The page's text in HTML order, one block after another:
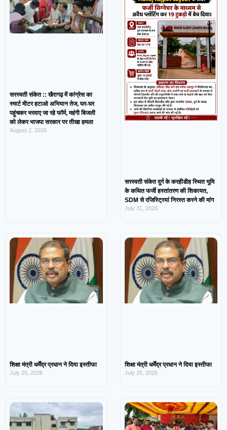
सरस्वती संकेत :: खैरागढ़ में कांग्रेस का
स्मार्ट मीटर हटाओ अभियान तेज, घर-घर
पहुंचकर भरवाए जा रहे फॉर्म, महंगी बिजली
को लेकर भाजपा सरकार पर तीखा हमला
August 2, 2026
सरस्वती संकेत दुर्ग के करहीडीह स्थित भूमि
के कथित फर्जी हस्तांतरण की शिकायत,
SDM से रजिस्ट्रियां निरस्त करने की मांग
July 31, 2026
शिक्षा मंत्री धर्मेंद्र प्रधान ने दिया इस्तीफा
July 25, 2026
शिक्षा मंत्री धर्मेंद्र प्रधान ने दिया इस्तीफा
July 25, 2026